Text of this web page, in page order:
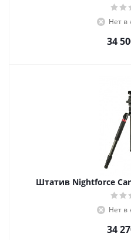
Нет в
34
Штатив Nightforce
Нет в
34